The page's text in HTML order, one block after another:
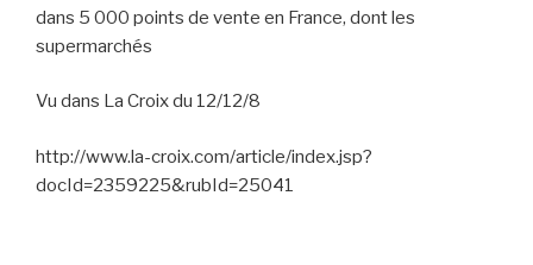
dans 5 000 points de vente en France, dont les
supermarchés
Vu dans La Croix du 12/12/8
http://www.la-croix.com/article/index.jsp?
docId=2359225&rubId=25041